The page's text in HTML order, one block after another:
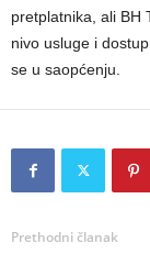
pretplatnika, ali BH
nivo usluge i
se u saopćenju.
Prethodni članak